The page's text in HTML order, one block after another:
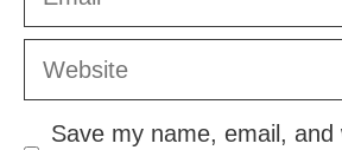
Website
Save my name, email, and